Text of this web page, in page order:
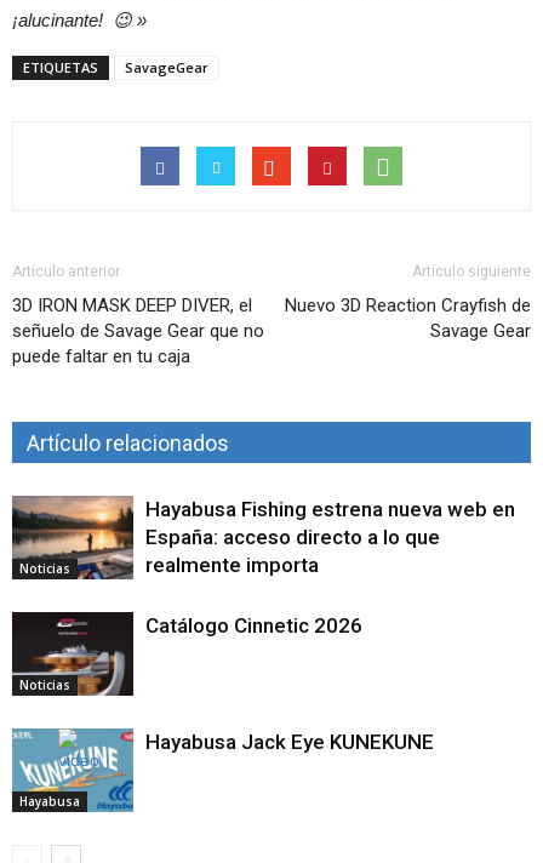
¡alucinante! 😉 »
ETIQUETAS SavageGear
Artículo anterior
3D IRON MASK DEEP DIVER, el
señuelo de Savage Gear que no
puede faltar en tu caja
Artículo siguiente
Nuevo 3D Reaction Crayfish de
Savage Gear
Artículo relacionados
Noticias
Hayabusa Fishing estrena nueva web en
España: acceso directo a lo que
realmente importa
Noticias
Catálogo Cinnetic 2026
Hayabusa
Hayabusa Jack Eye KUNEKUNE